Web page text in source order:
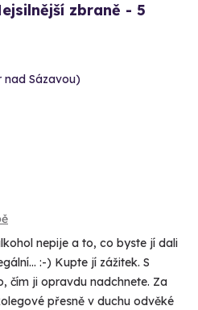
zbraně - 5
nad Sázavou)
nepije a to, co byste jí dali
:-) Kupte jí zážitek. S
čím ji opravdu nadchnete. Za
přesně v duchu odvěké